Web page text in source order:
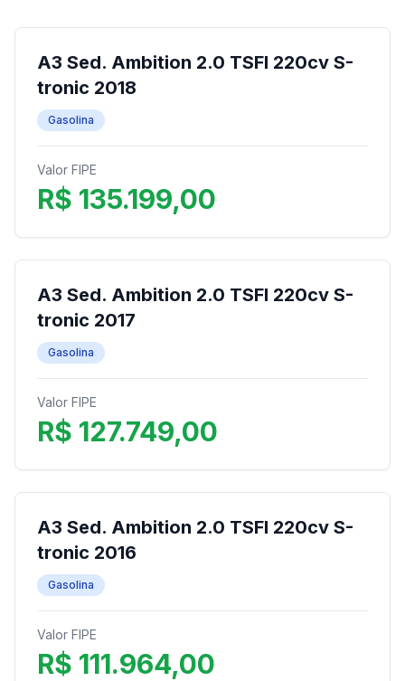
A3 Sed. Ambition 2.0 TSFI 220cv S-
tronic 2018
Gasolina
Valor FIPE
R$ 135.199,00
A3 Sed. Ambition 2.0 TSFI 220cv S-
tronic 2017
Gasolina
Valor FIPE
R$ 127.749,00
A3 Sed. Ambition 2.0 TSFI 220cv S-
tronic 2016
Gasolina
Valor FIPE
R$ 111.964,00